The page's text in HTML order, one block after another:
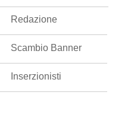
Redazione
Scambio Banner
Inserzionisti